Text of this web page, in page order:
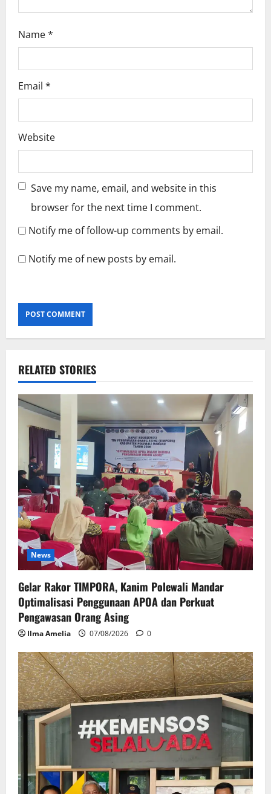
Name*
Email *
Website
Save my name, email, and website in this
browser for the next time I comment.
Notify me of follow-up comments by email.
Notify me of new posts by email.
RELATED STORIES
News
Gelar Rakor TIMPORA, Kanim Polewali Mandar
Optimalisasi Penggunaan APOA dan Perkuat
Pengawasan Orang Asing
Ilma Amelia 07/08/2026 0